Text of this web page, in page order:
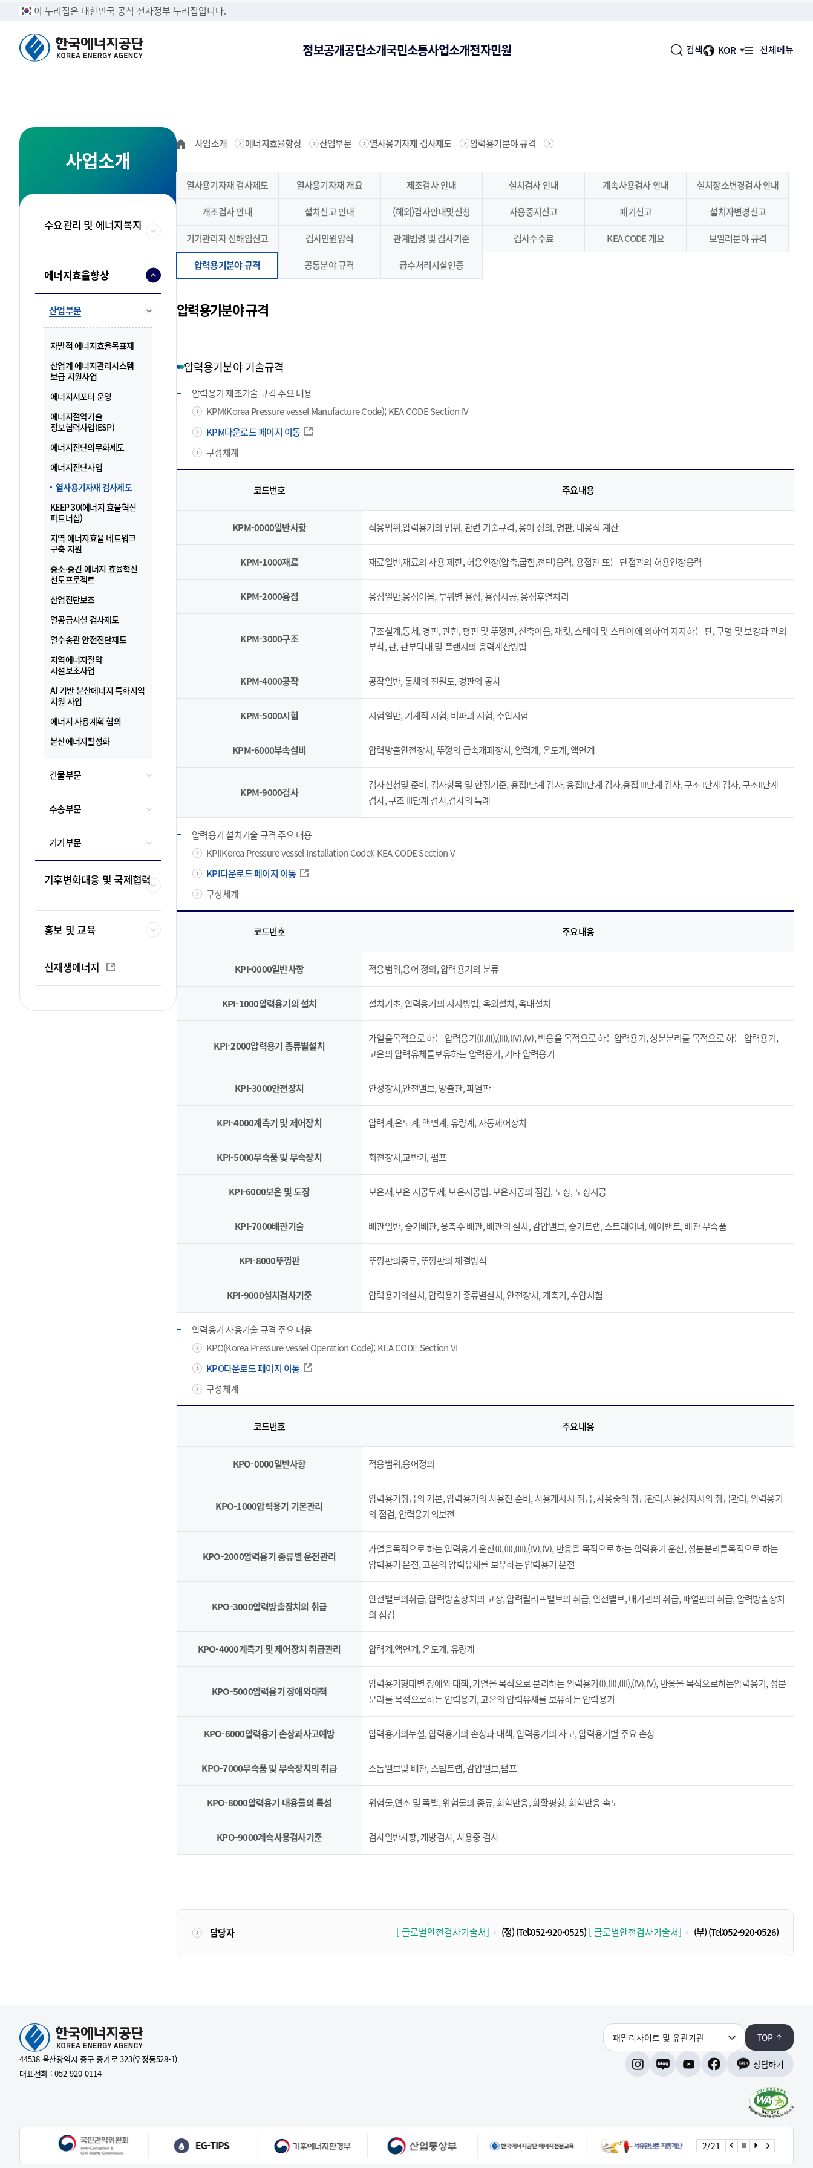
이 누리집은 대한민국 공식 전자정부 누리집입니다.
정보공개
정보공개
한국에너지공단 정보공개제도에 대한
이용안내입니다.
국민들의 알권리를 최대한 보장하고 편리하게 이용할공공기관이 이용자에게 공공데이터를 활용할 수 있는
사전정보공개·제안방
형태로 제공합니다.
바로가기
052-920-0114
공단소개
공단소개
한국에너지공단은 온실가스 저감을 유도하고
국민의 삶의 질을 제고합니다.
탄소중립과 경제성장을 함께 이끄는 에너지 리더 한국합리적ㆍ효율적 에너지이용 증진과 신재생 에너지 보한국에너지공단의 심벌마크, 로고타입, 시그니처, 색
한국에너지공단 공단현황의 브로셔를 안내해 드립니
한국에너지공단 오시는 길의 교통수단 정보확인과 지항상 고객의 입장에서 우리가 제공할 수 있는 최대의
조직안내
한국에너지공단 조직의 각 업무별 담당자를 확인하실
수 있습니다.
채용정보
신뢰성과 전문성을 바탕으로 공익을 우선하며 사회적
경영공시
기업정보를 투명하게 공시하여 국민여러분에게 다가
가는 공공기관이 되도록 최선을 다합니다.
ESG경영
준법경영
국민소통
국민소통
국민과 함께 소통하는 한국에너지공단입니다.
한국에너지공단의 고객만족시스템에 대한 소개, 고객민원처리에 관한 법률에 따라 행정기관 등에 특정한 한국에너지공단의 공지사항, 보도자료, 국민소통함 등
입찰정보, 인쇄업체등록현황을 확인하실 수 있습니다. 에너지통계 관련자료, 유가동향, 전력수급실적을 확인한국에너지공단의 에너지에 관련된 다양한 정보와 자
공공시설 개방
한국에너지공단의 에너지에 관련된 다양한 정보와 자
료를 제공합니다.
사업소개
사업소개
수요관리, 효율향상, 기후변화대응,
신재생에너지 등의 사업안내입니다.
에너지·온실가스 부문의 양·다자 국제협력을 통해 대
에너지·온실가스 부문의 양·다자 국제협력을 통해
에너지사용현황, 절약실적 및 설비 등의 자료를
에너지 절약 홍보로 여름철 및 겨울철 전력 수급
에국내 신·재생에너지 보급 확대와 산업 육성의
전자민원 검색 KOR 전체메뉴
사업소개
수요관리 및 에너지복지
에너지효율향상
산업부문
자발적 에너지효율목표제
산업계 에너지관리시스템
보급 지원사업
에너지서포터 운영
에너지절약기술
정보협력사업(ESP)
에너지진단의무화제도
에너지진단사업
열사용기자재 검사제도
KEEP 30(에너지 효율혁신
파트너십)
지역 에너지효율 네트워크
구축 지원
중소·중견 에너지 효율혁신
선도프로젝트
산업진단보조
열공급시설 검사제도
열수송관 안전진단제도
지역에너지절약
시설보조사업
AI 기반 분산에너지 특화지역
지원 사업
에너지 사용계획 협의
분산에너지활성화
건물부문
수송부문
기기부문
기후변화대응 및 국제협력
홍보 및 교육
신재생에너지
사업소개 에너지효율향상 산업부문 열사용기자재 검사제도 압력용기분야 규격
열사용기자재 검사제도 열사용기자재 개요 제조검사 안내 설치검사 안내 계속사용검사 안내
설치장소변경검사 안내
개조검사 안내
설치신고 안내 (해외)검사안내및신청 사용중지신고 폐기신고
설치자변경신고
기기관리자 선해임신고
검사민원양식 관계법령 및 검사기준 검사수수료 KEA CODE 개요
보일러분야 규격
압력용기분야 규격
공통분야 규격 급수처리시설인증
압력용기분야 규격
압력용기분야 기술규격
압력용기 제조기술 규격 주요 내용
KPM(Korea Pressure vessel Manufacture Code); KEA CODE Section IV
KPM다운로드 페이지 이동
구성체계
코드번호 주요내용
KPM-0000일반사항 적용범위,압력용기의 범위, 관련 기술규격, 용어 정의, 명판, 내용적 계산
KPM-1000재료 재료일반,재료의 사용 제한, 허용인장(압축,굽힘,전단)응력, 용접관 또는 단접관의 허용인장응력
KPM-2000용접 용접일반,용접이음, 부위별 용접, 용접시공, 용접후열처리
KPM-3000구조
구조설계,동체, 경판, 관한, 평판 및 뚜껑판, 신축이음, 재킷, 스테이 및 스테이에 의하여 지지하는 판, 구멍 및 보강과 관의
부착, 관, 관부탁대 및 플랜지의 응력계산방법
KPM-4000공작 공작일반, 동체의 진원도, 경판의 공차
KPM-5000시험 시험일반, 기계적 시험, 비파괴 시험, 수압시험
KPM-6000부속설비 압력방출안전장치, 뚜껑의 급속개폐장치, 압력계, 온도계, 액면계
KPM-9000검사
검사신청및 준비, 검사항목 및 한정기준, 용접I단계 검사, 용접II단계 검사,용접 III단계 검사, 구조 I단계 검사, 구조II단계
검사, 구조 III단계 검사,검사의 특례
압력용기 설치기술 규격 주요 내용
KPI(Korea Pressure vessel Installation Code); KEA CODE Section V
KPI다운로드 페이지 이동
구성체계
코드번호 주요내용
KPI-0000일반사항 적용범위,용어 정의, 압력용기의 분류
KPI-1000압력용기의 설치 설치기초, 압력용기의 지지방법, 옥외설치, 옥내설치
KPI-2000압력용기 종류별설치
가열을목적으로 하는 압력용기(I),(II),(III),(IV),(V), 반응을 목적으로 하는압력용기, 성분분리를 목적으로 하는 압력용기,
고온의 압력유체를보유하는 압력용기, 기타 압력용기
KPI-3000안전장치 안정장치,안전밸브, 방출관, 파열판
KPI-4000계측기 및 제어장치 압력계,온도계, 액면계, 유량계, 자동제어장치
KPI-5000부속품 및 부속장치 회전장치,교반기, 펌프
KPI-6000보온 및 도장 보온재,보온 시공두께, 보온시공법. 보온시공의 점검, 도장, 도장시공
KPI-7000배관기술 배관일반, 증기배관, 응축수 배관, 배관의 설치, 감압밸브, 증기트랩, 스트레이너, 에어밴트, 배관 부속품
KPI-8000뚜껑판 뚜껑판의종류, 뚜껑판의 체결방식
KPI-9000설치검사기준 압력용기의설치, 압력용기 종류별설치, 안전장치, 계축기, 수압시험
압력용기 사용기술 규격 주요 내용
KPO(Korea Pressure vessel Operation Code); KEA CODE Section VI
KPO다운로드 페이지 이동
구성체계
코드번호 주요내용
KPO-0000일반사항 적용범위,용어정의
KPO-1000압력용기 기본관리
압력용기취급의 기본, 압력용기의 사용전 준비, 사용개시시 취급, 사용중의 취급관리,사용정지시의 취급관리, 압력용기
의 점검, 압력용기의보전
KPO-2000압력용기 종류별 운전관리
가열을목적으로 하는 압력용기 운전(I),(II),(III),(IV),(V), 반응을 목적으로 하는 압력용기 운전, 성분분리를목적으로 하는
압력용기 운전, 고온의 압력유체를 보유하는 압력용기 운전
KPO-3000압력방출장치의 취급
안전밸브의취급, 압력방출장치의 고장, 압력릴리프밸브의 취급, 안전밸브, 배기관의 취급, 파열판의 취급, 압력방출장치
의 점검
KPO-4000계측기 및 제어장치 취급관리 압력계,액면계, 온도계, 유량계
KPO-5000압력용기 장애와대책
압력용기형태별 장애와 대책, 가열을 목적으로 분리하는 압력용기(I),(II),(III),(IV),(V), 반응을 목적으로하는압력용기, 성분
분리를 목적으로하는 압력용기, 고온의 압력유체를 보유하는 압력용기
KPO-6000압력용기 손상과사고예방 압력용기의누설, 압력용기의 손상과 대책, 압력용기의 사고, 압력용기별 주요 손상
KPO-7000부속품 및 부속장치의 취급 스톱밸브및 배관, 스팀트랩, 감압밸브,펌프
KPO-8000압력용기 내용물의 특성 위험물,연소 및 폭발, 위험물의 종류, 화학반응, 화확평형, 화학반응 속도
KPO-9000계속사용검사기준 검사일반사항, 개방검사, 사용중 검사
담당자 [ 글로벌안전검사기술처] (정)(Tel:052-920-0525) [ 글로벌안전검사기술처] (부)(Tel:052-920-0526)
44538 울산광역시 중구 종가로 323(우정동528-1)
대표전화 : 052-920-0114
패밀리사이트 및 유관기관 TOP
상담하기
3/21